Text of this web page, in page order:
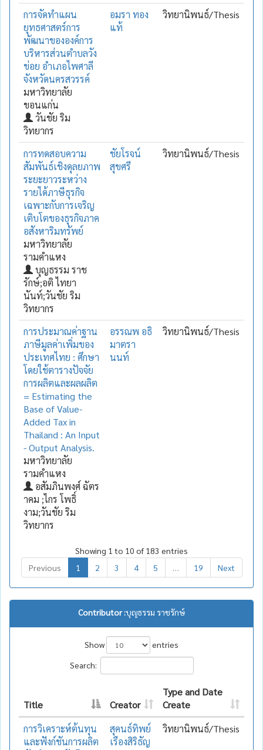
การจัดทำแผน
ยุทธศาสตร์การ
พัฒนาขององค์การ
บริหารส่วนตำบลวัง
ข่อย อำเภอไพศาลี
จังหวัดนครสวรรค์
มหาวิทยาลัย
ขอนแก่น
วันชัย ริม
วิทยากร
อมรา ทอง
แท้
วิทยานิพนธ์/Thesis
การทดสอบความ
สัมพันธ์เชิงดุลยภาพ
ระยะยาวระหว่าง
รายได้ภาษีธุรกิจ
เฉพาะกับการเจริญ
เติบโตของธุรกิจภาค
อสังหาริมทรัพย์
มหาวิทยาลัย
รามคำแหง
บุญธรรม ราช
รักษ์;อติ ไทยา
นันท์;วันชัย ริม
วิทยากร
ชัยโรจน์
สุขศรี
วิทยานิพนธ์/Thesis
การประมาณค่าฐาน
ภาษีมูลค่าเพิ่มของ
ประเทศไทย : ศึกษา
โดยใช้ตารางปัจจัย
การผลิตและผลผลิต
= Estimating the
Base of Value-
Added Tax in
Thailand : An Input
- Output Analysis.
มหาวิทยาลัย
รามคำแหง
อสัมภินพงศ์ ฉัตร
าคม ;ไกร โพธิ์
งาม;วันชัย ริม
วิทยากร
อรรณพ อธิ
มาตรา
นนท์
วิทยานิพนธ์/Thesis
Showing 1 to 10 of 183 entries
Previous
1 2 3 4 5 19 Next
Contributor :บุญธรรม ราชรักษ์
Show
entries
Search:
Title Creator
Type and Date
Create
การวิเคราะห์ต้นทุน
และฟังก์ชันการผลิต
สุคนธ์ทิพย์
เรืองสิริธัญ
วิทยานิพนธ์/Thesis